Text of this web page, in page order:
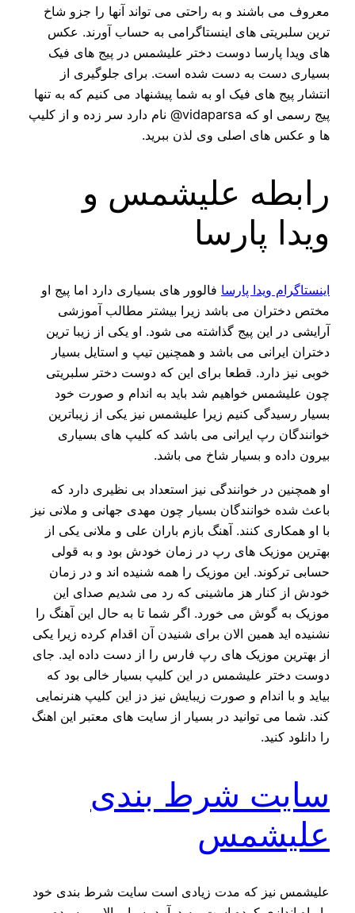
معروف می باشند و به راحتی می تواند آنها را جزو شاخ
ترین سلبریتی های اینستاگرامی به حساب آورند. عکس
های ویدا پارسا دوست دختر علیشمس در پیج های فیک
بسیاری دست به دست شده است. برای جلوگیری از
انتشار پیج های فیک او به شما پیشنهاد می کنیم که به تنها
پیج رسمی او که vidaparsa@ نام دارد سر زده و از کلیپ
ها و عکس های اصلی وی لذن ببرید.
رابطه علیشمس و
ویدا پارسا
اینستاگرام ویدا پارسا فالوور های بسیاری دارد اما پیج او
مختص دختران می باشد زیرا بیشتر مطالب آموزشی
آرایشی در این پیج گذاشته می شود. او یکی از زیبا ترین
دختران ایرانی می باشد و همچنین تیپ و استایل بسیار
خوبی نیز دارد. قطعا برای این که دوست دختر سلبریتی
چون علیشمس خواهیم شد باید به اندام و صورت خود
بسیار رسیدگی کنیم زیرا علیشمس نیز یکی از زیباترین
خوانندگان رپ ایرانی می باشد که کلیپ های بسیاری
بیرون داده و بسیار شاخ می باشد.
او همچنین در خوانندگی نیز استعداد بی نظیری دارد که
باعث شده خوانندگان بسیار چون مهدی جهانی و ملانی نیز
با او همکاری کنند. آهنگ بازم باران علی و ملانی یکی از
بهترین موزیک های رپ در زمان خودش بود و به قولی
حسابی ترکوند. این موزیک را همه شنیده اند و در زمان
خودش از کنار هز ماشینی که رد می شدیم صدای این
موزیک به گوش می خورد. اگر شما تا به حال این آهنگ را
نشنیده اید همین الان برای شنیدن آن اقدام کرده زیرا یکی
از بهترین موزیک های رپ فارس را از دست داده اید. جای
دوست دختر علیشمس در این کلیپ بسیار خالی بود که
بیاید و با اندام و صورت زیبایش نیز دز این کلیپ هنرنمایی
کند. شما می توانید در بسیار از سایت های معتبر این اهنگ
را دانلود کنید.
سایت شرط بندی
علیشمس
علیشمس نیز که مدت زیادی است سایت شرط بندی خود